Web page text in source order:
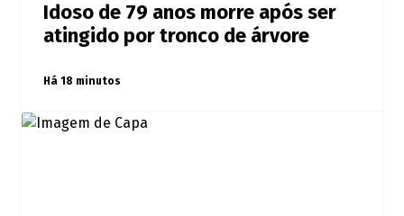
Idoso de 79 anos morre após ser
atingido por tronco de árvore
Há 18 minutos